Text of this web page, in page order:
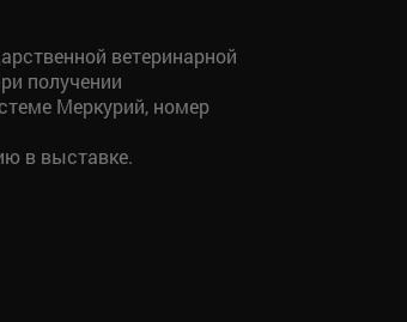
ветеринарной
получении
Меркурий, номер
в выставке.